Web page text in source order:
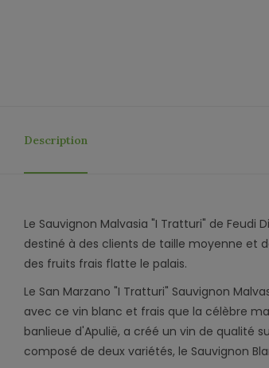
Description
Le Sauvignon Malvasia "I Tratturi" de Feudi
destiné à des clients de taille moyenne et
des fruits frais flatte le palais.
Le San Marzano "I Tratturi" Sauvignon
avec ce vin blanc et frais que la célèbre
banlieue d'Apulië, a créé un vin de qualité
composé de deux variétés, le Sauvignon